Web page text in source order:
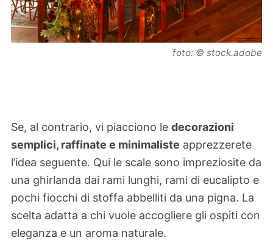
foto: © stock.adobe
Se, al contrario, vi piacciono le decorazioni
semplici, raffinate e minimaliste apprezzerete
l’idea seguente. Qui le scale sono impreziosite da
una ghirlanda dai rami lunghi, rami di eucalipto e
pochi fiocchi di stoffa abbelliti da una pigna. La
scelta adatta a chi vuole accogliere gli ospiti con
eleganza e un aroma naturale.